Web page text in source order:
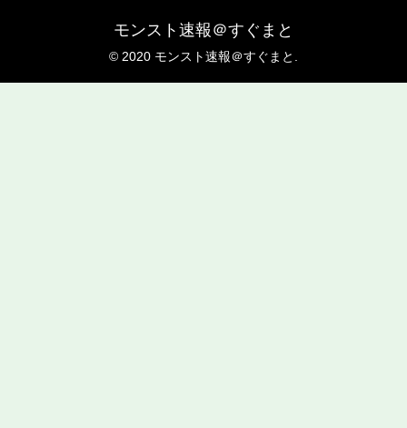
モンスト速報＠すぐまと
© 2020 モンスト速報＠すぐまと.